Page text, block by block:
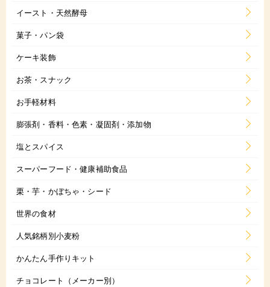
イースト・天然酵母
菓子・パン袋
ケーキ装飾
お茶・スナック
お手軽材料
膨張剤・香料・色素・凝固剤・添加物
塩とスパイス
スーパーフード・健康補助食品
栗・芋・かぼちゃ・シード
世界の食材
人気銘柄別小麦粉
かんたん手作りキット
チョコレート（メーカー別）